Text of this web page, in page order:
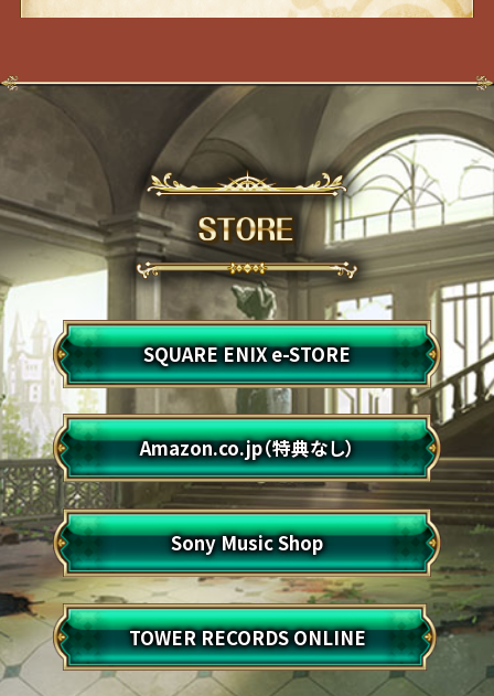
SQUARE ENIX e-STORE
Amazon.co.jp（特典なし）
Sony Music Shop
TOWER RECORDS ONLINE